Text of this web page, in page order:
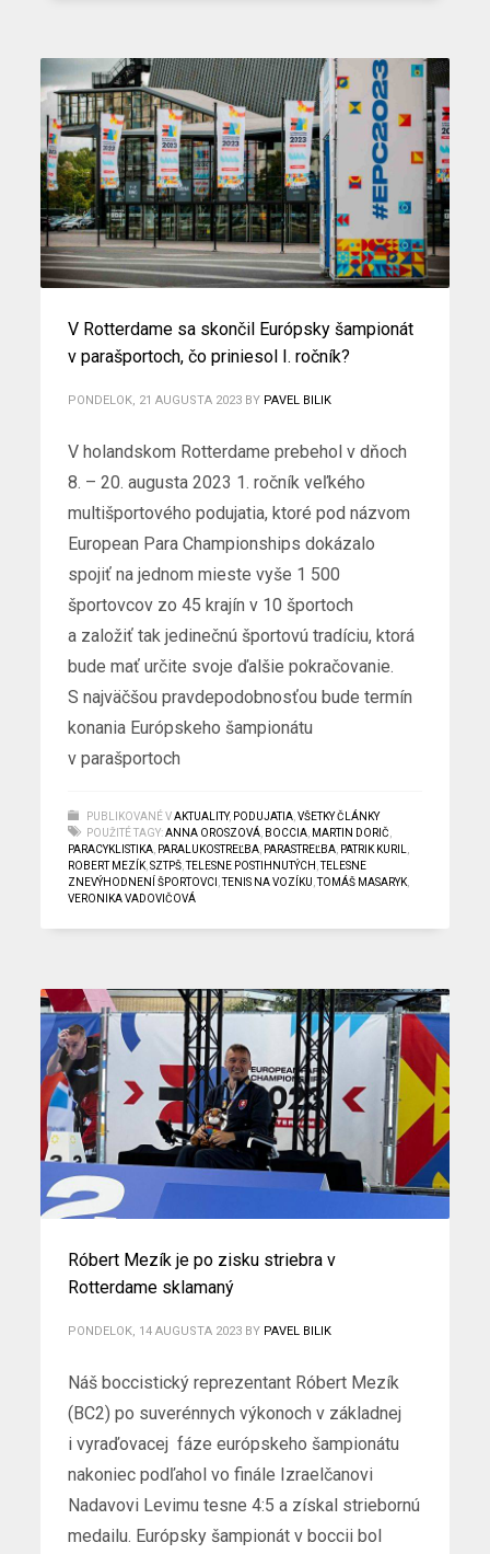
V Rotterdame sa skončil Európsky šampionát
v parašportoch, čo priniesol I. ročník?
PONDELOK, 21 AUGUSTA 2023 BY PAVEL BILIK
V holandskom Rotterdame prebehol v dňoch
8. – 20. augusta 2023 1. ročník veľkého
multišportového podujatia, ktoré pod názvom
European Para Championships dokázalo
spojiť na jednom mieste vyše 1 500
športovcov zo 45 krajín v 10 športoch
a založiť tak jedinečnú športovú tradíciu, ktorá
bude mať určite svoje ďalšie pokračovanie.
S najväčšou pravdepodobnosťou bude termín
konania Európskeho šampionátu
v parašportoch
PUBLIKOVANÉ V AKTUALITY, PODUJATIA ,VŠETKY ČLÁNKY
POUŽITÉ TAGY: ANNA OROSZOVÁ BOCCIA MARTIN DORIČ
PARACYKLISTIKA PARALUKOSTREĽBA PARASTREĽBA PATRIK KURIL
ROBERT MEZÍK ,SZTPŠ ,TELESNE POSTIHNUTÝCH ,TELESNE
ZNEVÝHODNENÍ ŠPORTOVCI ,TENIS NA VOZÍKU ,TOMÁŠ MASARYK
VERONIKA VADOVIČOVÁ
Róbert Mezík je po zisku striebra v
Rotterdame sklamaný
PONDELOK, 14 AUGUSTA 2023 BY PAVEL BILIK
Náš boccistický reprezentant Róbert Mezík
(BC2) po suverénnych výkonoch v základnej
i vyraďovacej fáze európskeho šampionátu
nakoniec podľahol vo finále Izraelčanovi
Nadavovi Levimu tesne 4:5 a získal striebornú
medailu. Európsky šampionát v boccii bol